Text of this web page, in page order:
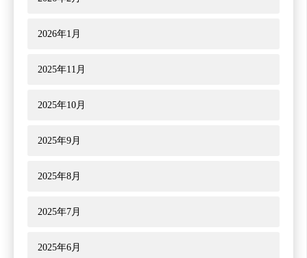
2026年1月
2025年11月
2025年10月
2025年9月
2025年8月
2025年7月
2025年6月